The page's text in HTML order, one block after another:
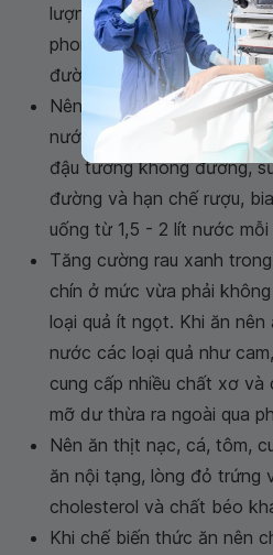
lượng như: cơm, bánh mì,
phomai, các loại kẹo và
đường, tối đa chỉ nên ăn
Nên uống nước đun sôi để
nước rau luộc, nước quả
đậu tương không đường,
đường và hạn chế rượu,
uống từ 1,5 - 2 lít nước mỗi
Tăng cường rau xanh
chín ở mức vừa phải
loại quả ít ngọt. Khi ăn
nước các loại quả như
cung cấp nhiều chất xơ
mỡ dư thừa ra ngoài qua
Nên ăn thịt nạc, cá, tôm,
ăn nội tạng, lòng đỏ trứng
cholesterol và chất béo
Khi chế biến thức ăn nên